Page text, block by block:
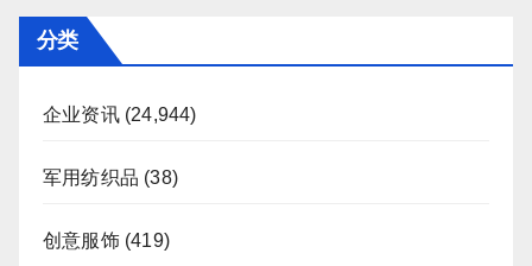
分类
企业资讯(24,944)
军用纺织品 (38)
创意服饰(419)